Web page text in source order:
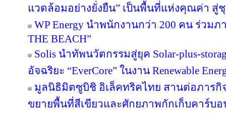
แวดล้อมอย่างยั่งยืน” เป็นพื้นที่แห่งคุณค่า สู่
WP Energy นำพนักงานกว่า 200 คน ร่วมภ
THE BEACH”
Solis นำทัพนวัตกรรมสู่ยุค Solar-plus-
อัจฉริยะ “EverCore” ในงาน Renewable
มูลนิธิมิตซูบิชิ อิเล็คทริคไทย สานต่อภาร
ขยายพื้นที่สีเขียวและศักยภาพกักเก็บคาร์บอ